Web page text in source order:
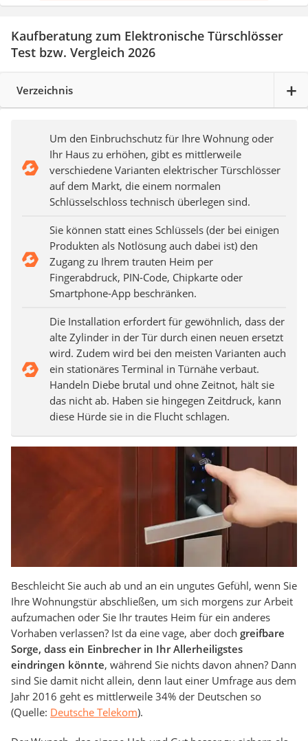
Kaufberatung zum Elektronische Türschlösser
Test bzw. Vergleich 2026
Verzeichnis
Um den Einbruchschutz für Ihre Wohnung oder
Ihr Haus zu erhöhen, gibt es mittlerweile
verschiedene Varianten elektrischer Türschlösser
auf dem Markt, die einem normalen
Schlüsselschloss technisch überlegen sind.
Sie können statt eines Schlüssels (der bei einigen
Produkten als Notlösung auch dabei ist) den
Zugang zu Ihrem trauten Heim per
Fingerabdruck, PIN-Code, Chipkarte oder
Smartphone-App beschränken.
Die Installation erfordert für gewöhnlich, dass der
alte Zylinder in der Tür durch einen neuen ersetzt
wird. Zudem wird bei den meisten Varianten auch
ein stationäres Terminal in Türnähe verbaut.
Handeln Diebe brutal und ohne Zeitnot, hält sie
das nicht ab. Haben sie hingegen Zeitdruck, kann
diese Hürde sie in die Flucht schlagen.
Beschleicht Sie auch ab und an ein ungutes Gefühl, wenn Sie
Ihre Wohnungstür abschließen, um sich morgens zur Arbeit
aufzumachen oder Sie Ihr trautes Heim für ein anderes
Vorhaben verlassen? Ist da eine vage, aber doch greifbare
Sorge, dass ein Einbrecher in Ihr Allerheiligstes
eindringen könnte, während Sie nichts davon ahnen? Dann
sind Sie damit nicht allein, denn laut einer Umfrage aus dem
Jahr 2016 geht es mittlerweile 34% der Deutschen so
(Quelle: Deutsche Telekom).